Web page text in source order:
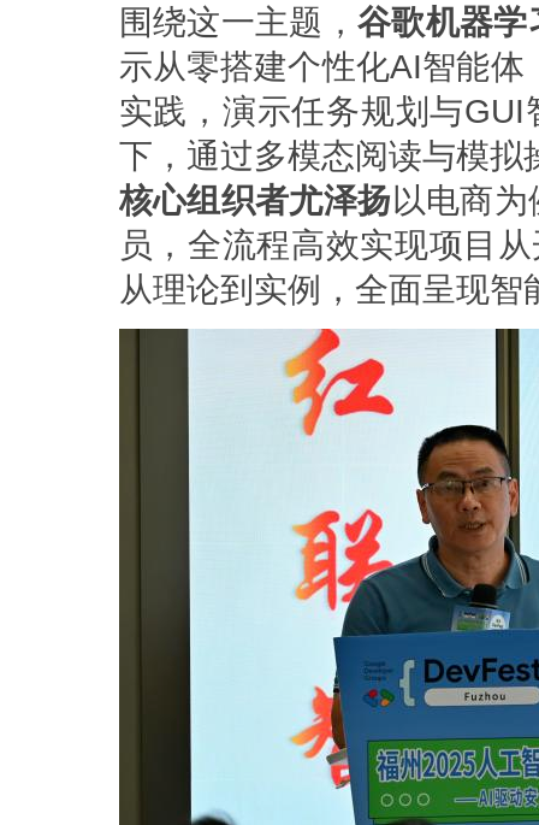
围绕这一主题， 谷歌机器学
示从零搭建个性化AI智能
实践，演示任务规划与
下，通过多模态阅读与模
核心组织者尤泽扬以电商
员，全流程高效实现项目
从理论到实例，全面呈现